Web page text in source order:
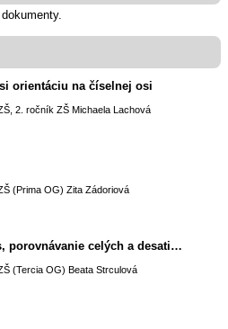
orientáciu na číselnej osi
2. ročník ZŠ Michaela Lachová
(Prima OG) Zita Zádoriová
M8 - písomka na číselnú os, porovnávanie celých a desatinných čísel
(Tercia OG) Beata Strculová